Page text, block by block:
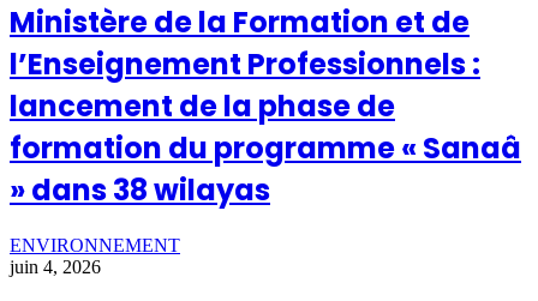
Ministère de la Formation et de
l’Enseignement Professionnels :
lancement de la phase de
formation du programme « Sanaâ
» dans 38 wilayas
ENVIRONNEMENT
juin 4, 2026